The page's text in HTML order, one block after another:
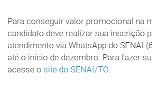
Para conseguir valor promocional na
candidato deve realizar sua inscrição
atendimento via WhatsApp do SENAI
até o início de dezembro. Para fazer
acesse o site do SENAI/TO.